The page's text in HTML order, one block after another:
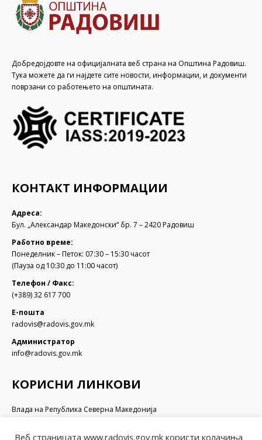
Добредојдовте на официјалната веб страна на Општина Радовиш.
Тука можете да ги најдете сите новости, информации, и документи
поврзани со работењето на општината.
КОНТАКТ ИНФОРМАЦИИ
Адреса:
Бул. „Александар Македонски“ бр. 7 – 2420 Радовиш
Работно време:
Понеделник – Петок: 07:30 – 15:30 часот
(Пауза од 10:30 до 11:00 часот)
Телефон / Факс:
(+389) 32 617 700
Е-пошта
radovis@radovis.gov.mk
Администратор
info@radovis.gov.mk
КОРИСНИ ЛИНКОВИ
Влада на Република Северна Македонија
Министерство за финансии
Веб страницата www.radovis.gov.mk користи колачиња